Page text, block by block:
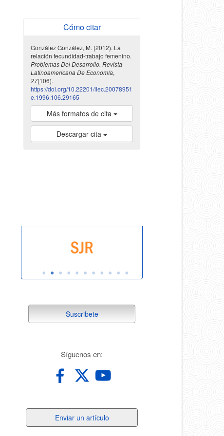
Cómo citar
González González, M. (2012). La
relación fecundidad-trabajo femenino.
Problemas Del Desarrollo. Revista
Latinoamericana De Economía,
27(106).
https://doi.org/10.22201/iiec.20078951
e.1996.106.29165
Más formatos de cita
Descargar cita
suscribete
Suscribete
Síguenos en:
un
Enviar un artículo